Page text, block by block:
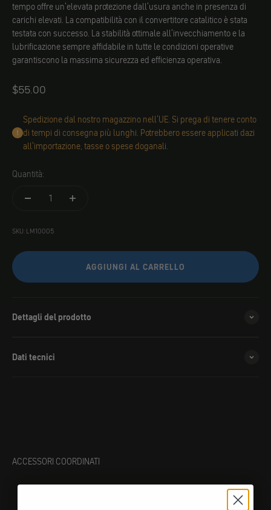
tempo offre un'elevata protezione dall'usura anche in presenza di
carichi elevati. La compatibilità con il convertitore catalitico è stata
testata con successo. La stabilità ottimale all'invecchiamento e la
lubrificazione sempre affidabile in tutte le condizioni operative
garantiscono la massima sicurezza ed efficienza operativa.
Angebot
$55.00
Spedizione dal nostro magazzino nell'UE. Si prega di tenere conto
di tempi di consegna più lunghi. Potrebbero essere applicati dazi
all'importazione, tasse o spese doganali.
Quantità:
SKU: LM10005
AGGIUNGI AL CARRELLO
Dettagli del prodotto
Dati tecnici
ACCESSORI COORDINATI